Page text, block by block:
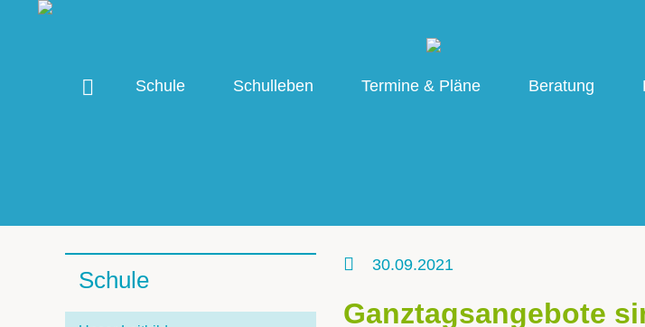
Schule Schulleben Termine & Pläne Beratung
Schule
30.09.2021
Ganztagsangebote